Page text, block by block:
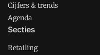
Cijfers & trends
Agenda
Secties
Retailing